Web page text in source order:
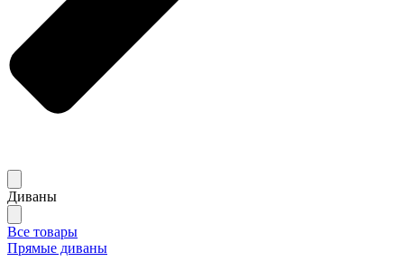
Диваны
Все товары
Прямые диваны